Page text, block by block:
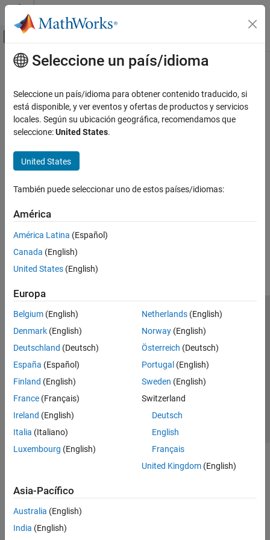
Saltar al contenido
Mostrar/ocultar menú de navegación
Inicio de Documentación
Contenido principal
¿Qué tan útil fue esta traducción?
Seleccione un país/idioma
Seleccione un país/idioma para obtener contenido traducido, si
está disponible, y ver eventos y ofertas de productos y servicios
locales. Según su ubicación geográfica, recomendamos que
seleccione:United States.
United States
También puede seleccionar uno de estos países/idiomas:
América
América Latina (Español)
Canada (English)
United States (English)
Europa
Belgium (English)
Denmark (English)
Deutschland (Deutsch)
España (Español)
Finland (English)
France (Français)
Ireland (English)
Italia (Italiano)
Luxembourg (English)
Netherlands(English)
Norway(English)
Österreich (Deutsch)
Portugal (English)
Sweden (English)
Switzerland
Deutsch
English
Français
United Kingdom(English)
Asia-Pacífico
Australia (English)
India (English)
Centro de confianza
Marcas comerciales
Política de privacidad
Antipiratería
Estado de las aplicaciones
Información de contacto
© 1994-2026 The MathWorks, Inc.
Seleccione un país/